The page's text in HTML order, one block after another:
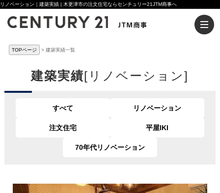
リノベーション｜建築実績 | 木更津市の注文住宅ならセンチュリー21JTM商事へ
TOPページ 建築実績一覧
建築実績[リノベーション]
すべて リノベーション
注文住宅 平屋IKI
70年代リノベーション